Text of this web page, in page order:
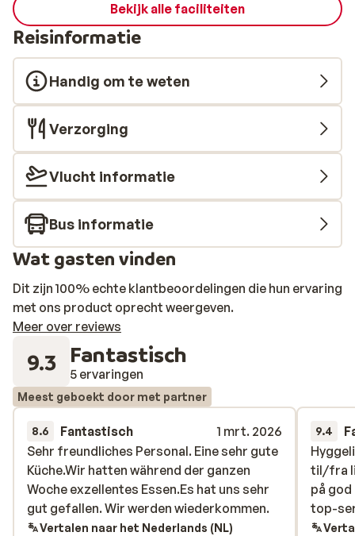
Bekijk alle faciliteiten
Reisinformatie
Handig om te weten
Verzorging
Vlucht informatie
Bus informatie
Wat gasten vinden
Dit zijn 100% echte klantbeoordelingen die hun ervaring
met ons product oprecht weergeven.
Meer over reviews
9.3 Fantastisch
5 ervaringen
Meest geboekt door met partner
8.6 Fantastisch
1 mrt. 2026
Sehr freundliches Personal. Eine sehr gute
Küche.Wir hatten während der ganzen
Woche exzellentes Essen.Es hat uns sehr
gut gefallen. Wir werden wiederkommen.
Sehr freundliches Personal. Eine sehr gute
Küche.Wir hatten während der ganzen
Woche exzellentes Essen.Es hat uns sehr
gut gefallen. Wir werden wiederkommen.
Vertalen naar het Nederlands (NL)
9.4
til/fra
på
top-
til/fra
på
top-